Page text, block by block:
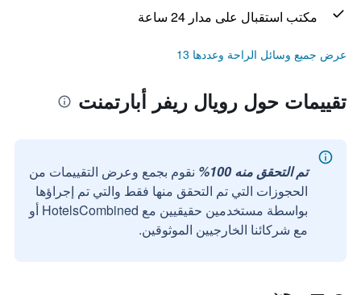
مكتب استقبال على مدار 24 ساعة
عرض جميع وسائل الراحة وعددها 13
تقييمات حول رويال ريفر أبارتمنت
تم التحقق منه 100%
نقوم بجمع وعرض التقييمات من
الحجوزات التي تم التحقق منها فقط والتي تم إجراؤها
بواسطة مستخدمين حقيقيين مع HotelsCombined أو
مع شركائنا الخارجيين الموثوقين.